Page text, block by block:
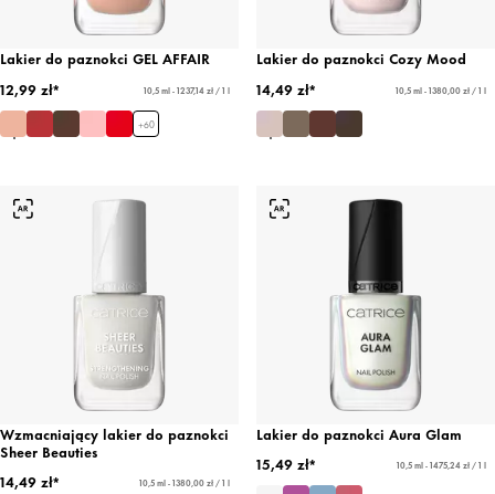
Lakier do paznokci GEL AFFAIR
12,99 zł*
10,5 ml - 1237,14 zł / 1 l
+60
Lakier do paznokci Cozy Mood
14,49 zł*
10,5 ml - 1380,00 zł / 1 l
Wzmacniający lakier do paznokci
Sheer Beauties
14,49 zł*
10,5 ml - 1380,00 zł / 1 l
Lakier do paznokci Aura Glam
15,49 zł*
10,5 ml - 1475,24 zł / 1 l